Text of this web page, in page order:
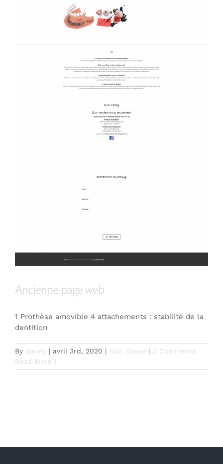
Ancienne page web
1 Prothèse amovible 4 attachements : stabilité de la
dentition
By danny | avril 3rd, 2020 | Non classé | 0 Comments
Read More